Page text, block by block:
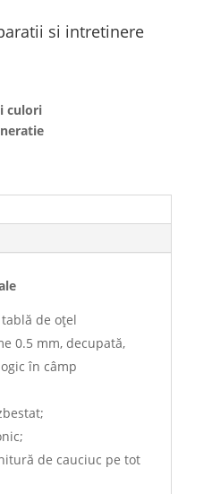
si intretinere
culori
de oţel
0.5 mm, decupată,
în câmp
de cauciuc pe tot